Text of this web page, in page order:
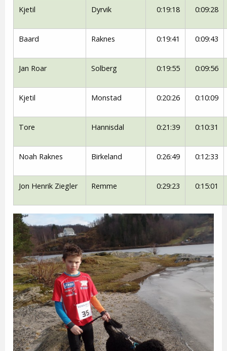
Kjetil Dyrvik 0:19:18 0:09:28
Baard Raknes 0:19:41 0:09:43
Jan Roar Solberg 0:19:55 0:09:56
Kjetil Monstad 0:20:26 0:10:09
Tore Hannisdal 0:21:39 0:10:31
Noah Raknes Birkeland 0:26:49 0:12:33
Jon Henrik Ziegler Remme 0:29:23 0:15:01